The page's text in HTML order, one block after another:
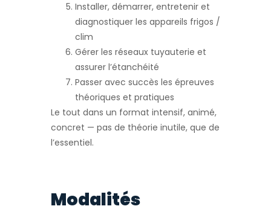
Installer, démarrer, entretenir et
diagnostiquer les appareils frigos /
clim
Gérer les réseaux tuyauterie et
assurer l’étanchéité
Passer avec succès les épreuves
théoriques et pratiques
Le tout dans un format intensif, animé,
concret — pas de théorie inutile, que de
l’essentiel.
Modalités